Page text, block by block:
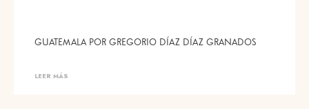
GUATEMALA POR GREGORIO DÍAZ DÍAZ GRANADOS
LEER MÁS